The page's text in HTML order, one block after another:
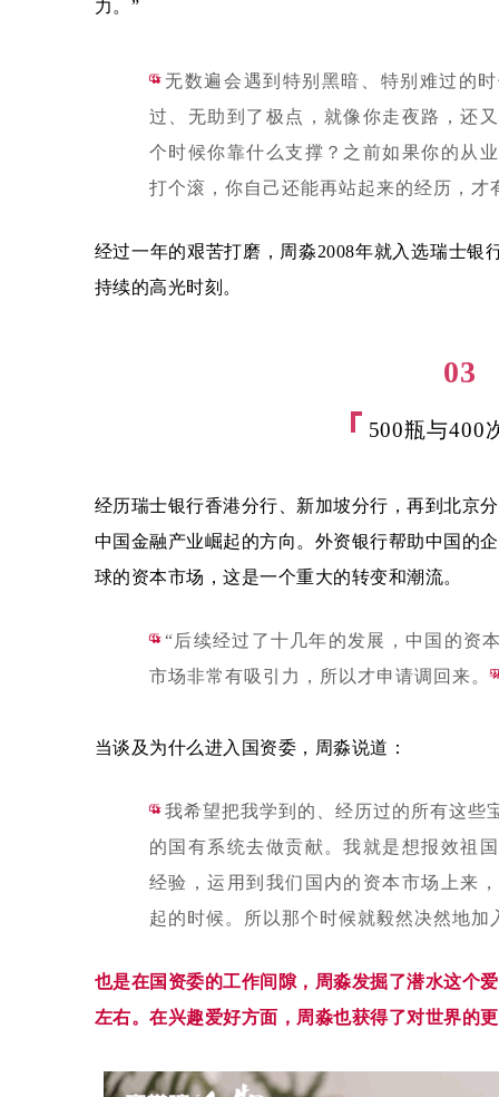
力。”
“ 无数遍会遇到特别黑暗、特别难过的
过、无助到了极点，就像你走夜路，还
个时候你靠什么支撑？之前如果你的从
打个滚，你自己还能再站起来的经历，才
经过一年的艰苦打磨，周淼2008年就入选瑞士银
持续的高光时刻。
03
500瓶与400
经历瑞士银行香港分行、新加坡分行，再到北京
中国金融产业崛起的方向。外资银行帮助中国的
球的资本市场，这是一个重大的转变和潮流。
““后续经过了十几年的发展，中国的资
市场非常有吸引力，所以才申请调回来。”
当谈及为什么进入国资委，周淼说道：
“我希望把我学到的、经历过的所有这些
的国有系统去做贡献。我就是想报效祖
经验，运用到我们国内的资本市场上来
起的时候。所以那个时候就毅然决然地加
也是在国资委的工作间隙，周淼发掘了潜水这个
左右。在兴趣爱好方面，周淼也获得了对世界的